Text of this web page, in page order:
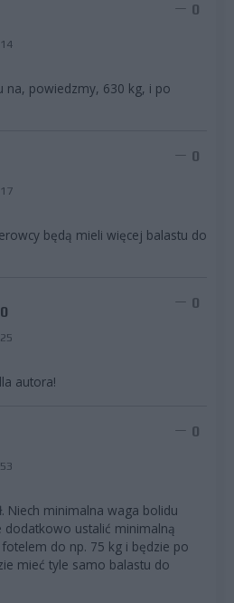
0
na, powiedzmy, 630 kg, i po
0
będą mieli więcej balastu do
0
autora!
0
Niech minimalna waga bolidu
dodatkowo ustalić minimalną
do np. 75 kg i będzie po
mieć tyle samo balastu do